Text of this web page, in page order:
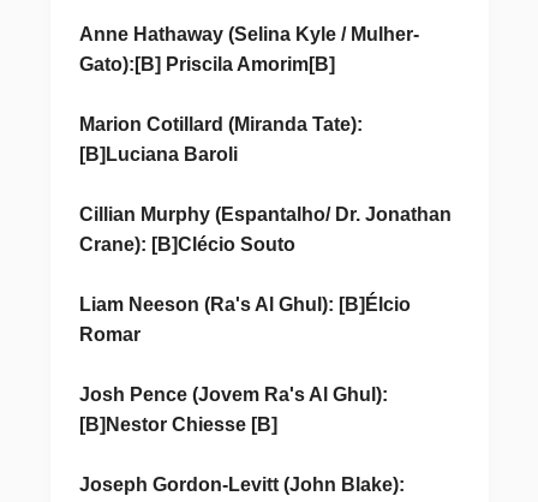
Anne Hathaway (Selina Kyle / Mulher-
Gato):[B] Priscila Amorim[B]
Marion Cotillard (Miranda Tate):
[B]Luciana Baroli
Cillian Murphy (Espantalho/ Dr. Jonathan
Crane): [B]Clécio Souto
Liam Neeson (Ra's Al Ghul): [B]Élcio
Romar
Josh Pence (Jovem Ra's Al Ghul):
[B]Nestor Chiesse [B]
Joseph Gordon-Levitt (John Blake):